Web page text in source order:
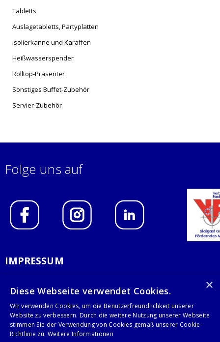
Tabletts
Auslagetabletts, Partyplatten
Isolierkanne und Karaffen
Heißwasserspender
Rolltop-Präsenter
Sonstiges Buffet-Zubehör
Servier-Zubehör
Folge uns auf
IMPRESSUM
AGB
KONTAKT
×
Diese Webseite verwendet Cookies.
Wir verwenden Cookies, um die Benutzerfreundlichkeit unserer
Website zu verbessern. Durch die weitere Nutzung unserer Webseite
stimmen Sie der Verwendung von Cookies gemäß unserer Cookie-
Richtlinie zu. Weitere Informationen